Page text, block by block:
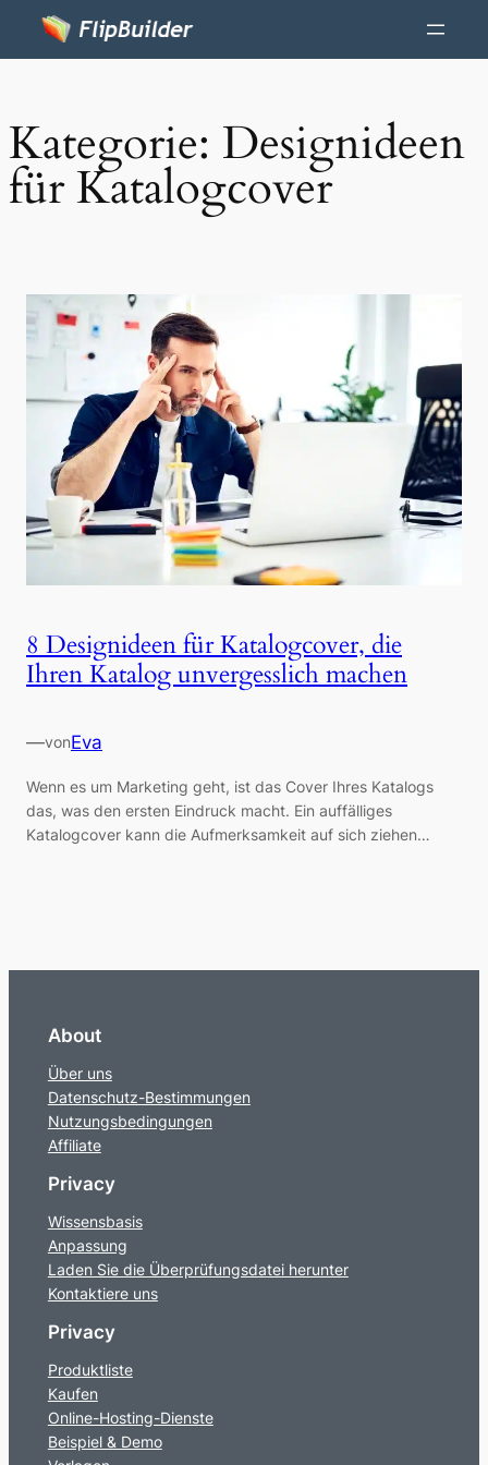
Kategorie: Designideen
für Katalogcover
8 Designideen für Katalogcover, die
Ihren Katalog unvergesslich machen
—vonEva
Wenn es um Marketing geht, ist das Cover Ihres Katalogs
das, was den ersten Eindruck macht. Ein auffälliges
Katalogcover kann die Aufmerksamkeit auf sich ziehen…
About
Über uns
Datenschutz-Bestimmungen
Nutzungsbedingungen
Affiliate
Privacy
Wissensbasis
Anpassung
Laden Sie die Überprüfungsdatei herunter
Kontaktiere uns
Privacy
Produktliste
Kaufen
Online-Hosting-Dienste
Beispiel & Demo